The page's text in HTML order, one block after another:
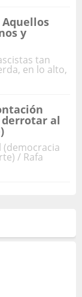
y
tan
en lo alto,
al
(democracia
/ Rafa